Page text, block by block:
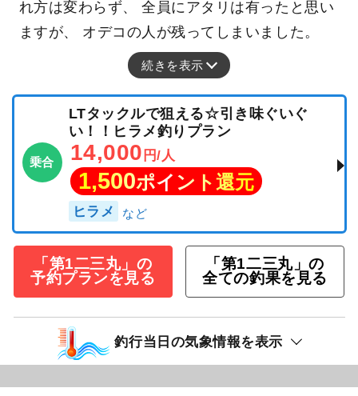
れ方は変わらず、 全員にアタリは有ったと思い
ますが、 オデコの人が残ってしまいました。
続きを表示
乗合
LTタックルで狙える☆引き味ぐいぐ
い！！ヒラメ釣りプラン
14,000 円/人
1,500ポイント還元
ヒラメ
「第1二三丸」の
予約プランを見る
「第1二三丸」の
全ての釣果を見る
釣行当日の気象情報を表示